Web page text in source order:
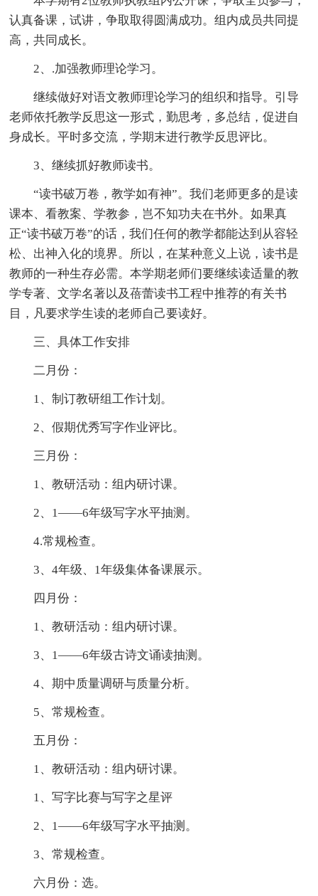
认真备课，试讲，争取取得圆满成功。组内成员共同提
高，共同成长。
2、.加强教师理论学习。
继续做好对语文教师理论学习的组织和指导。引导
老师依托教学反思这一形式，勤思考，多总结，促进自
身成长。平时多交流，学期末进行教学反思评比。
3、继续抓好教师读书。
“读书破万卷，教学如有神”。我们老师更多的是读
课本、看教案、学教参，岂不知功夫在书外。如果真
正“读书破万卷”的话，我们任何的教学都能达到从容轻
松、出神入化的境界。所以，在某种意义上说，读书是
教师的一种生存必需。本学期老师们要继续读适量的教
学专著、文学名著以及蓓蕾读书工程中推荐的有关书
目，凡要求学生读的老师自己要读好。
三、具体工作安排
二月份：
1、制订教研组工作计划。
2、假期优秀写字作业评比。
三月份：
1、教研活动：组内研讨课。
2、1——6年级写字水平抽测。
4.常规检查。
3、4年级、1年级集体备课展示。
四月份：
1、教研活动：组内研讨课。
3、1——6年级古诗文诵读抽测。
4、期中质量调研与质量分析。
5、常规检查。
五月份：
1、教研活动：组内研讨课。
1、写字比赛与写字之星评
2、1——6年级写字水平抽测。
3、常规检查。
六月份：选。